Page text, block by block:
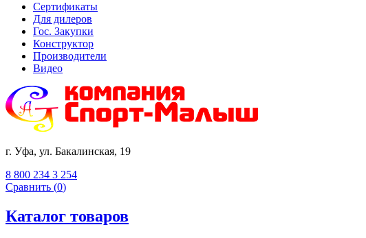
Сертификаты
Для дилеров
Гос. Закупки
Конструктор
Производители
Видео
г. Уфа, ул. Бакалинская, 19
8 800 234 3 254
Сравнить (0)
Каталог товаров